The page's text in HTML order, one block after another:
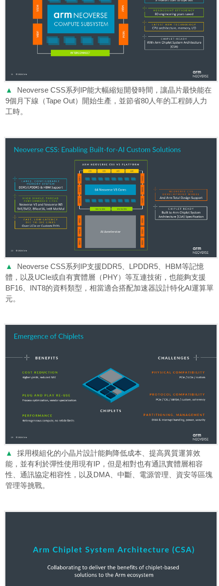
▲
Neoverse CSS系列IP能大幅縮短開發時間，讓晶片最快能在
9個月下線（Tape Out）開始生產，並節省80人年的工程師人力
工時。
▲
Neoverse CSS系列IP支援DDR5、LPDDR5、HBM等記憶
體，以及UCIe或自有實體層（PHY）等互連技術，也能夠支援
BF16、INT8的資料類型，相當適合搭配加速器設計特化AI運算單
元。
▲
採用模組化的小晶片設計能夠降低成本、提高異質運算效
能，並有利於彈性使用現有IP，但是相對也有通訊實體層相容
性、通訊協定相容性，以及DMA、中斷、電源管理、資安等區塊
管理等挑戰。